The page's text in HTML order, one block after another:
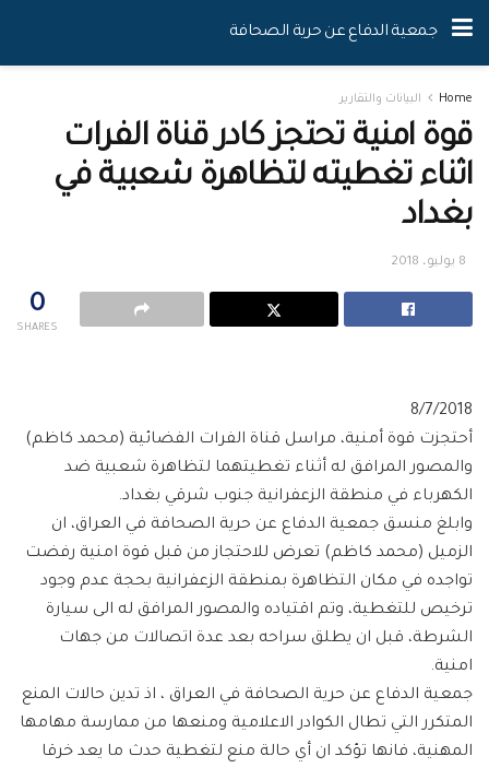
جمعية الدفاع عن حرية الصحافة
Home البيانات والتقارير
قوة امنية تحتجز كادر قناة الفرات
اثناء تغطيته لتظاهرة شعبية في
بغداد
8 يوليو، 2018
0
SHARES
8/7/2018
أحتجزت قوة أمنية، مراسل قناة الفرات الفضائية (محمد كاظم)
والمصور المرافق له أثناء تغطيتهما لتظاهرة شعبية ضد
الكهرباء في منطقة الزعفرانية جنوب شرقي بغداد.
وابلغ منسق جمعية الدفاع عن حرية الصحافة في العراق، ان
الزميل (محمد كاظم) تعرض للاحتجاز من قبل قوة امنية رفضت
تواجده في مكان التظاهرة بمنطقة الزعفرانية بحجة عدم وجود
ترخيص للتغطية، وتم اقتياده والمصور المرافق له الى سيارة
الشرطة، قبل ان يطلق سراحه بعد عدة اتصالات من جهات
امنية.
جمعية الدفاع عن حرية الصحافة في العراق ، اذ تدين حالات المنع
المتكرر التي تطال الكوادر الاعلامية ومنعها من ممارسة مهامها
المهنية، فانها تؤكد ان أي حالة منع لتغطية حدث ما يعد خرقا